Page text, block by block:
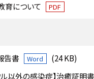
育について
PDF
告書 Word
(24 KB)
ル以外の感染症】治癒証明書